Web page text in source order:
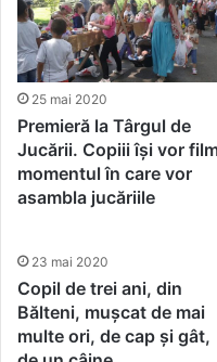
25 mai 2020
Premieră la Târgul de
Jucării. Copiii își vor
momentul în care vor
asambla jucăriile
23 mai 2020
Copil de trei ani, din
Bălteni, mușcat de mai
multe ori, de cap și gât,